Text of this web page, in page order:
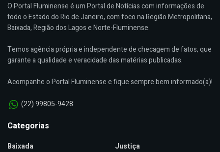
O Portal Fluminense é um Portal de Notícias com informações de
todo o Estado do Rio de Janeiro, com foco na Região Metropolitana,
Baixada, Região dos Lagos e Norte-Fluminense.
Temos agência própria e independente de checagem de fatos, que
garante a qualidade e veracidade das matérias publicadas.
Acompanhe o Portal Fluminense e fique sempre bem informado(a)!
(22) 99805-9428
Categorias
Baixada
Justiça